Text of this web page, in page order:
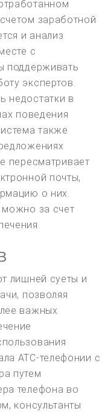
заработной
и анализ
с
поддерживать
экспертов.
недостатки в
поведения
также
пересматривает
почты,
о них.
можно за счет
лишней суеты и
позволяя
важных
АТС-телефонии с
путем
телефона во
консультанты